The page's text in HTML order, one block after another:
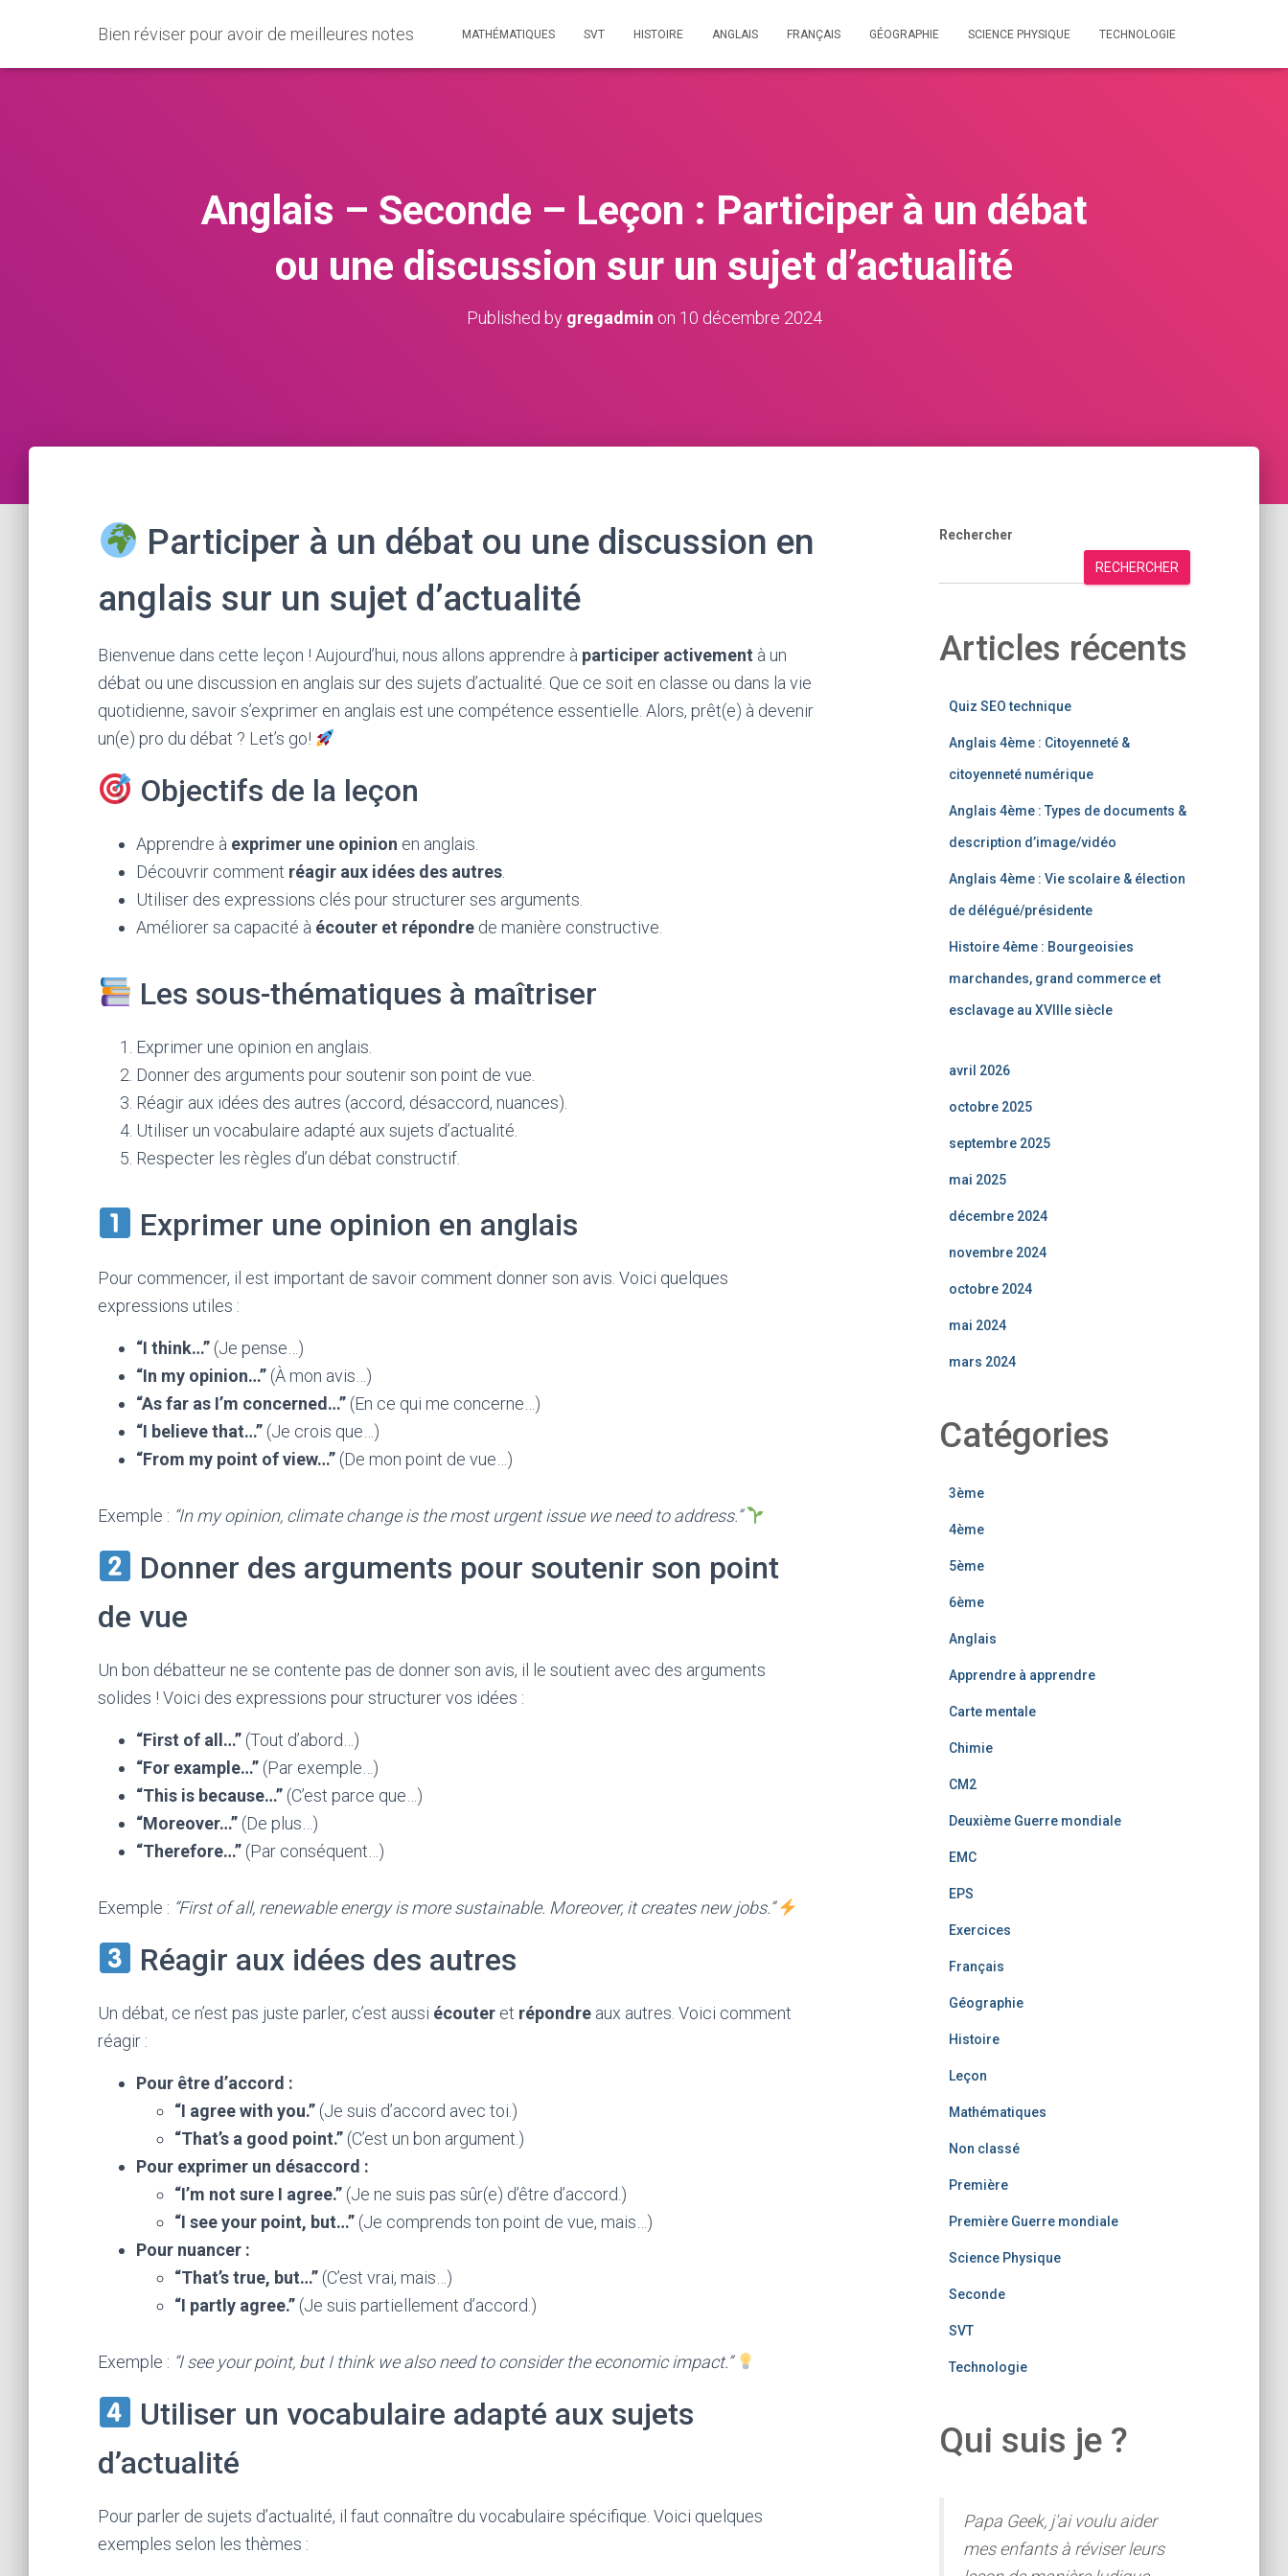
Bien réviser pour avoir de meilleures notes MATHÉMATIQUES SVT HISTOIRE ANGLAIS FRANÇAIS GÉOGRAPHIE SCIENCE PHYSIQUE TECHNOLOGIE
Anglais – Seconde – Leçon : Participer à un débat
ou une discussion sur un sujet d’actualité
Published by gregadmin on 10 décembre 2024
Participer à un débat ou une discussion en
anglais sur un sujet d’actualité
Bienvenue dans cette leçon ! Aujourd’hui, nous allons apprendre à participer activement à un
débat ou une discussion en anglais sur des sujets d’actualité. Que ce soit en classe ou dans la vie
quotidienne, savoir s’exprimer en anglais est une compétence essentielle. Alors, prêt(e) à devenir
un(e) pro du débat ? Let’s go!
Objectifs de la leçon
Apprendre à exprimer une opinion en anglais.
Découvrir comment réagir aux idées des autres
Utiliser des expressions clés pour structurer ses arguments.
Améliorer sa capacité à écouter et répondre de manière constructive.
Les sous-thématiques à maîtriser
Exprimer une opinion en anglais.
Donner des arguments pour soutenir son point de vue.
Réagir aux idées des autres (accord, désaccord, nuances).
Utiliser un vocabulaire adapté aux sujets d’actualité.
Respecter les règles d’un débat constructif.
Exprimer une opinion en anglais
Pour commencer, il est important de savoir comment donner son avis. Voici quelques
expressions utiles :
“I think…” (Je pense…)
“In my opinion…” (À mon avis…)
“As far as I’m concerned…” (En ce qui me concerne…)
“I believe that…” (Je crois que…)
“From my point of view…” (De mon point de vue…)
Exemple : “In my opinion, climate change is the most urgent issue we need to address.”
Donner des arguments pour soutenir son point
de vue
Un bon débatteur ne se contente pas de donner son avis, il le soutient avec des arguments
solides ! Voici des expressions pour structurer vos idées :
“First of all…” (Tout d’abord…)
“For example…” (Par exemple…)
“This is because…” (C’est parce que…)
“Moreover…” (De plus…)
“Therefore…” (Par conséquent…)
Exemple : “First of all, renewable energy is more sustainable. Moreover, it creates new jobs.”
Réagir aux idées des autres
Un débat, ce n’est pas juste parler, c’est aussi écouter et répondre aux autres. Voici comment
réagir :
Pour être d’accord :
“I agree with you.” (Je suis d’accord avec toi.)
“That’s a good point.” (C’est un bon argument.)
Pour exprimer un désaccord :
“I’m not sure I agree.” (Je ne suis pas sûr(e) d’être d’accord.)
“I see your point, but…” (Je comprends ton point de vue, mais…)
Pour nuancer :
“That’s true, but…” (C’est vrai, mais…)
“I partly agree.” (Je suis partiellement d’accord.)
Exemple : “I see your point, but I think we also need to consider the economic impact.”
Utiliser un vocabulaire adapté aux sujets
d’actualité
Pour parler de sujets d’actualité, il faut connaître du vocabulaire spécifique. Voici quelques
exemples selon les thèmes :
Rechercher
RECHERCHER
Articles récents
Quiz SEO technique
Anglais 4ème : Citoyenneté &
citoyenneté numérique
Anglais 4ème : Types de documents &
description d’image/vidéo
Anglais 4ème : Vie scolaire & élection
de délégué/présidente
Histoire 4ème : Bourgeoisies
marchandes, grand commerce et
esclavage au XVIIIe siècle
avril 2026
octobre 2025
septembre 2025
mai 2025
décembre 2024
novembre 2024
octobre 2024
mai 2024
mars 2024
Catégories
3ème
4ème
5ème
6ème
Anglais
Apprendre à apprendre
Carte mentale
Chimie
CM2
Deuxième Guerre mondiale
EMC
EPS
Exercices
Français
Géographie
Histoire
Leçon
Mathématiques
Non classé
Première
Première Guerre mondiale
Science Physique
Seconde
SVT
Technologie
Qui suis je ?
Papa Geek, j'ai voulu aider
mes enfants à réviser leurs